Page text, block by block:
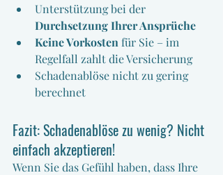
Unterstützung bei der
Durchsetzung Ihrer Ansprüche
Keine Vorkosten für Sie – im
Regelfall zahlt die Versicherung
Schadenablöse nicht zu gering
berechnet
Fazit: Schadenablöse zu wenig? Nicht
einfach akzeptieren!
Wenn Sie das Gefühl haben, dass Ihre